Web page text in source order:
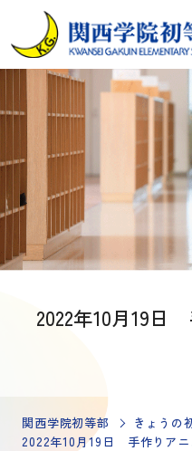
2022年10月19日
関西学院初等部
きょうの
2022年10月19日 手作りアニ